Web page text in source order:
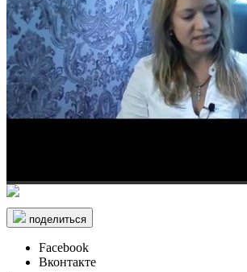
поделиться
Facebook
Вконтакте